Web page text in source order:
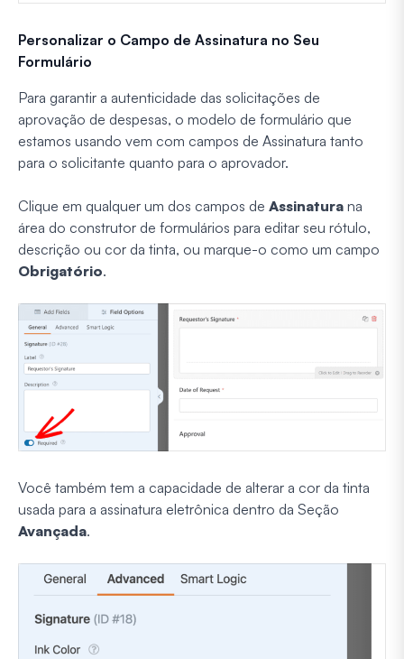
Personalizar o Campo de Assinatura no Seu
Formulário
Para garantir a autenticidade das solicitações de
aprovação de despesas, o modelo de formulário que
estamos usando vem com campos de Assinatura tanto
para o solicitante quanto para o aprovador.
Clique em qualquer um dos campos de Assinatura na
área do construtor de formulários para editar seu rótulo,
descrição ou cor da tinta, ou marque-o como um campo
Obrigatório.
Você também tem a capacidade de alterar a cor da tinta
usada para a assinatura eletrônica dentro da Seção
Avançada.